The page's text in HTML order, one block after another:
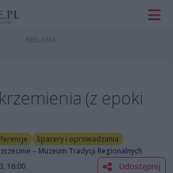
(z epoki
Spacery i oprowadzania
– Muzeum Tradycji Regionalnych
16:00
Udostępnij